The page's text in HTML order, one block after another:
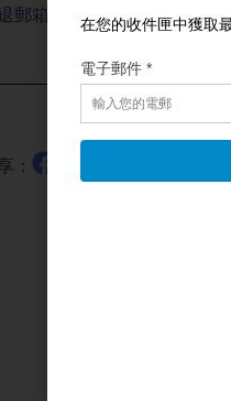
郵箱：
[email protected]
：